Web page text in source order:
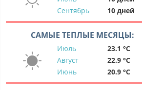
Сентябрь
10 дней
САМЫЕ ТЕПЛЫЕ МЕСЯЦЫ:
Июль
23.1 °C
Август
22.9 °C
Июнь
20.9 °C